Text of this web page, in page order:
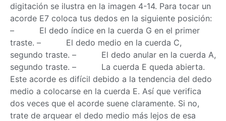
digitación se ilustra en la imagen 4-14. Para tocar un
acorde E7 coloca tus dedos en la siguiente posición:
– El dedo índice en la cuerda G en el primer
traste. – El dedo medio en la cuerda C,
segundo traste. – El dedo anular en la cuerda A,
segundo traste. – La cuerda E queda abierta.
Este acorde es difícil debido a la tendencia del dedo
medio a colocarse en la cuerda E. Así que verifica
dos veces que el acorde suene claramente. Si no,
trate de arquear el dedo medio más lejos de esa